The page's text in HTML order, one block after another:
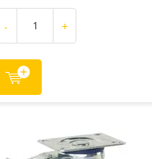
- +